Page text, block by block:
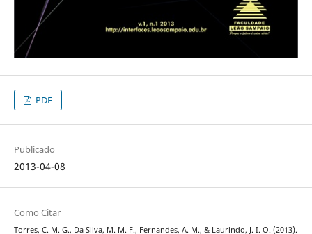
PDF
Publicado
2013-04-08
Como Citar
Torres, C. M. G., Da Silva, M. M. F., Fernandes, A. M., & Laurindo, J. I. O. (2013).